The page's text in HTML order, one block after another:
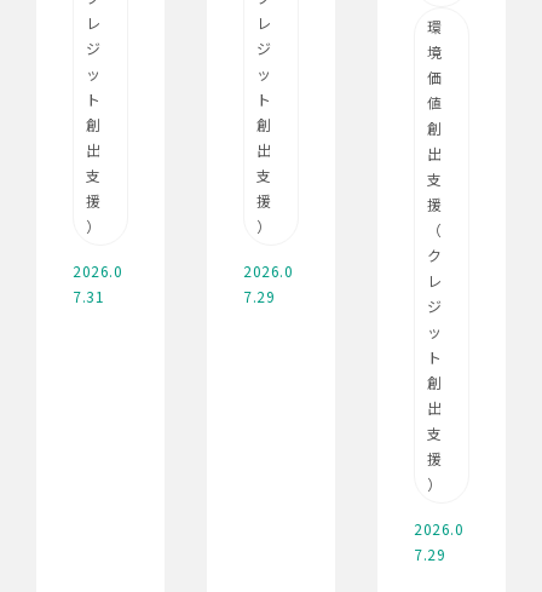
レ
ジ
ッ
ト
創
出
支
援
）
2026.0
7.31
レ
ジ
ッ
ト
創
出
支
援
）
2026.0
7.29
環
境
価
値
創
出
支
援
（
ク
レ
ジ
ッ
ト
創
出
支
援
）
2026.0
7.29